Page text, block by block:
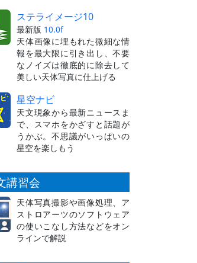
ステライメージ10
最新版 10.0f
天体画像に埋もれた微細な情
報を最大限に引き出し、不要
なノイズは徹底的に除去して
美しい天体写真に仕上げる
星空ナビ
天文現象から最新ニュースま
で、スマホをかざすと話題が
うかぶ。不思議がいっぱいの
星空を楽しもう
講習会
天体写真撮影や画像処理、ア
ストロアーツのソフトウェア
の使いこなし方法などをオン
ラインで解説